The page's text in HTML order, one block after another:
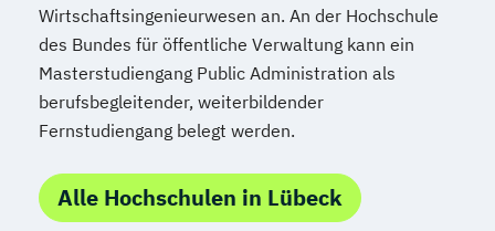
Wirtschaftsingenieurwesen an. An der Hochschule
des Bundes für öffentliche Verwaltung kann ein
Masterstudiengang Public Administration als
berufsbegleitender, weiterbildender
Fernstudiengang belegt werden.
Alle Hochschulen in Lübeck